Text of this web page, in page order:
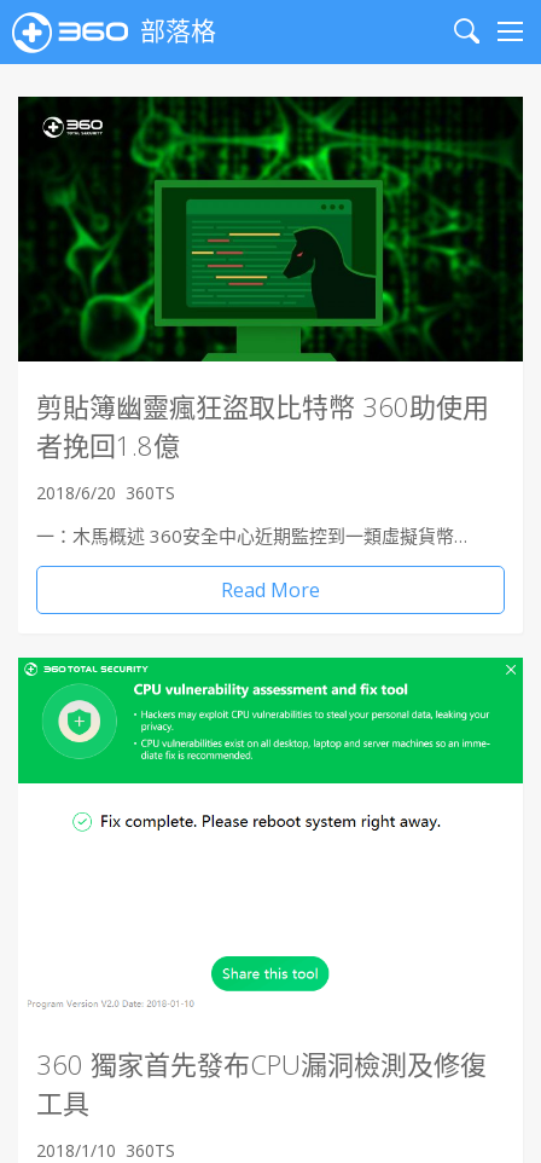
部落格
Search
剪貼簿幽靈瘋狂盜取比特幣 360助使用
者挽回1.8億
2018/6/20 360TS
一：木馬概述 360安全中心近期監控到一類虛擬貨幣…
Read More
360 獨家首先發布CPU漏洞檢測及修復
工具
2018/1/10 360TS